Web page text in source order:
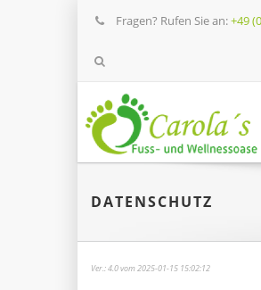
Fragen? Rufen Sie an:+49
DATENSCHUTZ
Ver.: 4.0 vom 2025-01-15 15:02:12